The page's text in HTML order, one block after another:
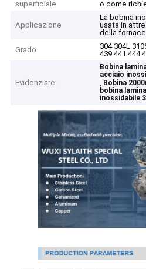
superficiale
o come
Applicazione
La bobina
usata in
della
Grado
304 304L
439 441 444
Evidenziare:
Bobina
acciaio
, Bobina
bobina
inossidabile